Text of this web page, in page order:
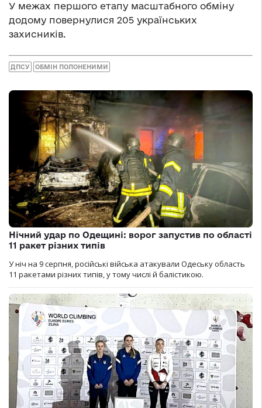
У межах першого етапу масштабного обміну
додому повернулися 205 українських
захисників.
ДПСУ ОБМІН ПОЛОНЕНИМИ
Нічний удар по Одещині: ворог запустив по області
11 ракет різних типів
У ніч на 9 серпня, російські війська атакували Одеську область
11 ракетами різних типів, у тому числі й балістикою.